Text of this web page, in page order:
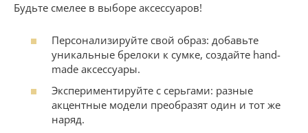
Будьте смелее в выборе аксессуаров!
Персонализируйте свой образ: добавьте
уникальные брелоки к сумке, создайте hand-
made аксессуары.
Экспериментируйте с серьгами: разные
акцентные модели преобразят один и тот же
наряд.